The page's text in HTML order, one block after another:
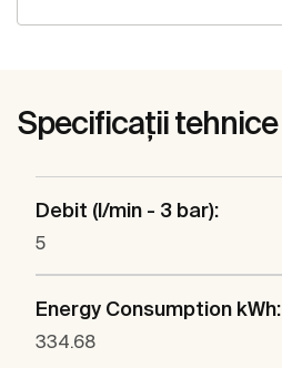
Specificații tehnice
Debit (l/min - 3 bar):
5
Energy Consumption kWh:
334.68